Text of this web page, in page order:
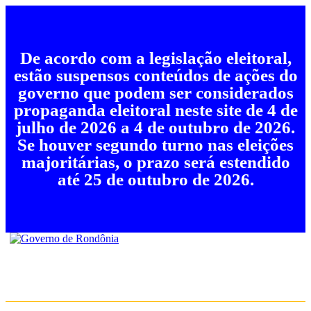
De acordo com a legislação eleitoral,
estão suspensos conteúdos de ações do
governo que podem ser considerados
propaganda eleitoral neste site de 4 de
julho de 2026 a 4 de outubro de 2026.
Se houver segundo turno nas eleições
majoritárias, o prazo será estendido
até 25 de outubro de 2026.